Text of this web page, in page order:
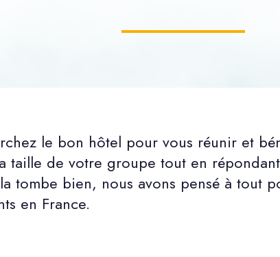
le bon hôtel pour vous réunir et
taille de votre groupe tout en
tombe bien, nous avons pensé à tout
en France.